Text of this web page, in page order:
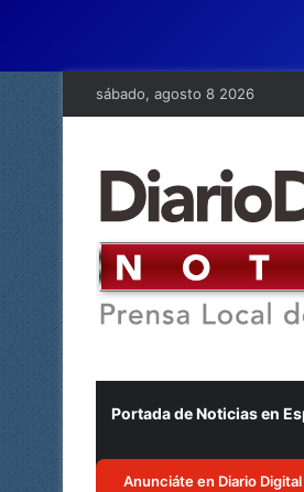
sábado, agosto 8 2026
Portada de Noticias en
Anunciáte en Diario Digital